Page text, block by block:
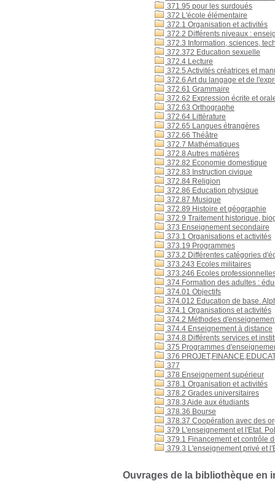
371.95 pour les surdoués
372 L'école élémentaire
372.1 Organisation et activités
372.2 Différents niveaux :
372.3 Information, sciences,
372.372 Education sexuelle
372.4 Lecture
372.5 Activités créatrices et
372.6 Art du langage et de
372.61 Grammaire
372.62 Expression écrite et
372.63 Orthographe
372.64 Littérature
372.65 Langues étrangères
372.66 Théâtre
372.7 Mathématiques
372.8 Autres matières
372.82 Economie domestique
372.83 Instruction civique
372.84 Religion
372.86 Education physique
372.87 Musique
372.89 Histoire et géographie
372.9 Traitement historique,
373 Enseignement secondaire
373.1 Organisations et activités
373.19 Programmes
373.2 Différentes catégories
373.243 Ecoles militaires
373.246 Ecoles
374 Formation des adultes :
374.01 Objectifs
374.012 Education de base.
374.1 Organisations et activités
374.2 Méthodes
374.4 Enseignement à distance
374.8 Différents services et
375 Programmes
376
377
378 Enseignement supérieur
378.1 Organisation et activités
378.2 Grades universitaires
378.3 Aide aux étudiants
378.36 Bourse
378.37 Coopération avec des
379 L'enseignement et l'Etat.
379.1 Financement et contrôle
379.3 L'enseignement privé et
Ouvrages de la bibliothèque en